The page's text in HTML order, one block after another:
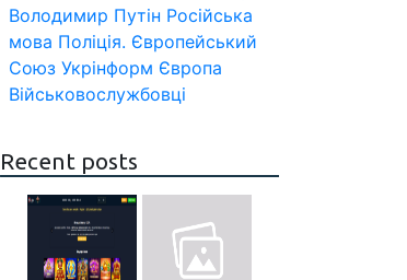
Володимир Путін Російська
мова Поліція. Європейський
Союз Укрінформ Європа
Військовослужбовці
Recent posts